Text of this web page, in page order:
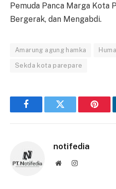
Pemuda Panca Marga Kota
Bergerak, dan Mengabdi.
Amarung agung hamka
Sekda kota parepare
FacebookTwitter
notifedia
WebsiteInstagram